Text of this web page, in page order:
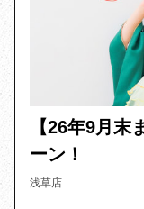
【26年9月
ーン！
浅草店